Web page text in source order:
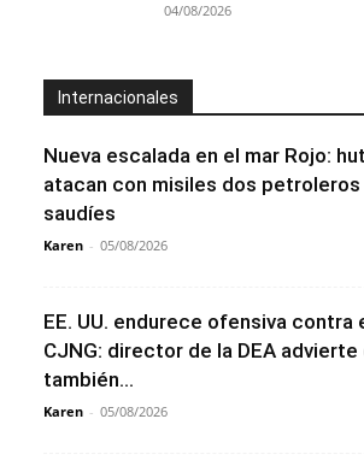
04/08/2026
Internacionales
Nueva escalada en el mar Rojo:
atacan con misiles dos petroleros
saudíes
Karen - 05/08/2026
EE. UU. endurece ofensiva contra
CJNG: director de la DEA advierte
también...
Karen - 05/08/2026